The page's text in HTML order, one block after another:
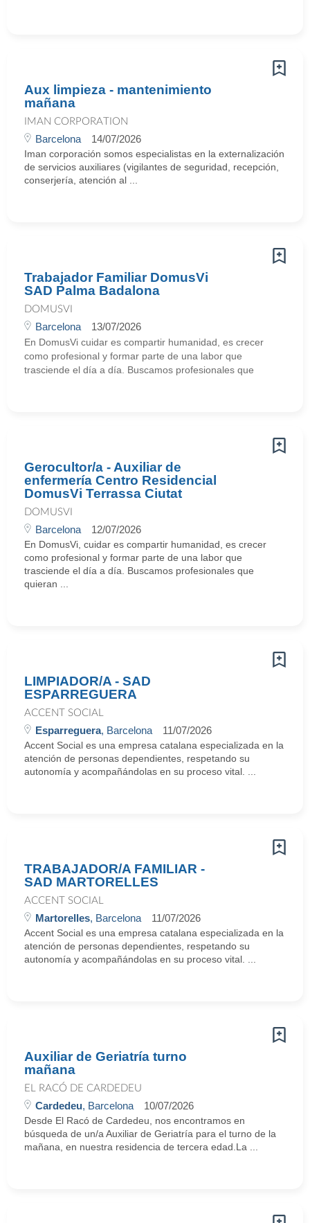
Aux limpieza - mantenimiento
mañana
IMAN CORPORATION
Barcelona 14/07/2026
Iman corporación somos especialistas en la externalización
de servicios auxiliares (vigilantes de seguridad, recepción,
conserjería, atención al ...
Trabajador Familiar DomusVi
SAD Palma Badalona
DOMUSVI
Barcelona 13/07/2026
En DomusVi cuidar es compartir humanidad, es crecer
como profesional y formar parte de una labor que
trasciende el día a día. Buscamos profesionales que
Gerocultor/a - Auxiliar de
enfermería Centro Residencial
DomusVi Terrassa Ciutat
DOMUSVI
Barcelona 12/07/2026
En DomusVi, cuidar es compartir humanidad, es crecer
como profesional y formar parte de una labor que
trasciende el día a día. Buscamos profesionales que
quieran ...
LIMPIADOR/A - SAD
ESPARREGUERA
ACCENT SOCIAL
Esparreguera, Barcelona 11/07/2026
Accent Social es una empresa catalana especializada en la
atención de personas dependientes, respetando su
autonomía y acompañándolas en su proceso vital. ...
TRABAJADOR/A FAMILIAR -
SAD MARTORELLES
ACCENT SOCIAL
Martorelles, Barcelona 11/07/2026
Accent Social es una empresa catalana especializada en la
atención de personas dependientes, respetando su
autonomía y acompañándolas en su proceso vital. ...
Auxiliar de Geriatría turno
mañana
EL RACÓ DE CARDEDEU
Cardedeu, Barcelona 10/07/2026
Desde El Racó de Cardedeu, nos encontramos en
búsqueda de un/a Auxiliar de Geriatría para el turno de la
mañana, en nuestra residencia de tercera edad.La ...